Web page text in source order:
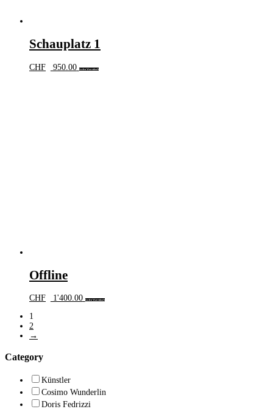
Schauplatz 1
CHF 950.00 In den Warenkorb
Offline
CHF 1'400.00 In den Warenkorb
1
2
→
Category
Künstler
Cosimo Wunderlin
Doris Fedrizzi